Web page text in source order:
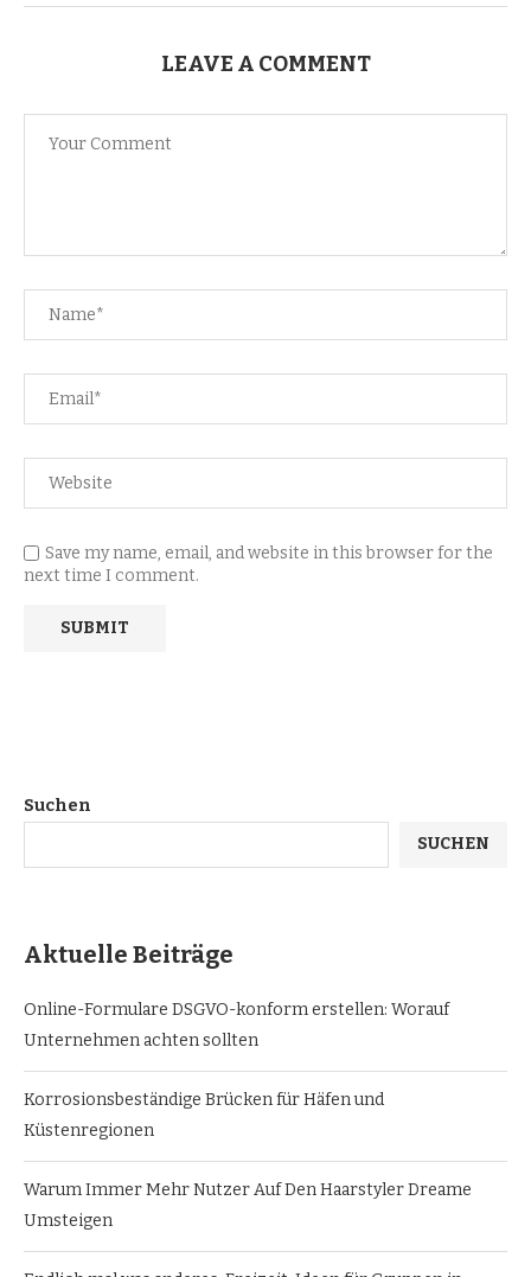
LEAVE A COMMENT
Save my name, email, and website in this browser for the
next time I comment.
Suchen
SUCHEN
Aktuelle Beiträge
Online-Formulare DSGVO-konform erstellen: Worauf
Unternehmen achten sollten
Korrosionsbeständige Brücken für Häfen und
Küstenregionen
Warum Immer Mehr Nutzer Auf Den Haarstyler Dreame
Umsteigen